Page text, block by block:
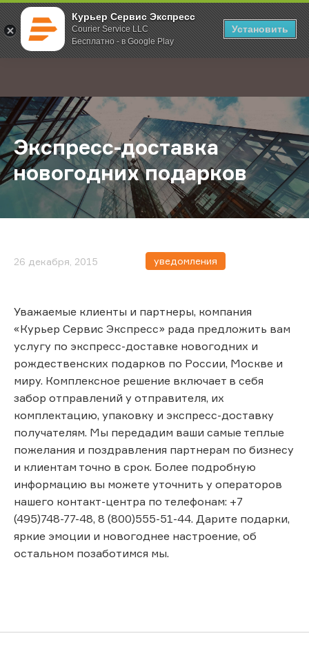
Курьер Сервис Экспресс
Courier Service LLC
Бесплатно - в Google Play
Установить
; Главная О компании Новости Экспресс-доставка новогодних
Экспресс-доставка
новогодних подарков
26 декабря, 2015 уведомления
Уважаемые клиенты и партнеры, компания
«Курьер Сервис Экспресс» рада предложить вам
услугу по экспресс-доставке новогодних и
рождественских подарков по России, Москве и
миру. Комплексное решение включает в себя
забор отправлений у отправителя, их
комплектацию, упаковку и экспресс-доставку
получателям. Мы передадим ваши самые теплые
пожелания и поздравления партнерам по бизнесу
и клиентам точно в срок. Более подробную
информацию вы можете уточнить у операторов
нашего контакт-центра по телефонам: +7
(495)748-77-48, 8 (800)555-51-44. Дарите подарки,
яркие эмоции и новогоднее настроение, об
остальном позаботимся мы.